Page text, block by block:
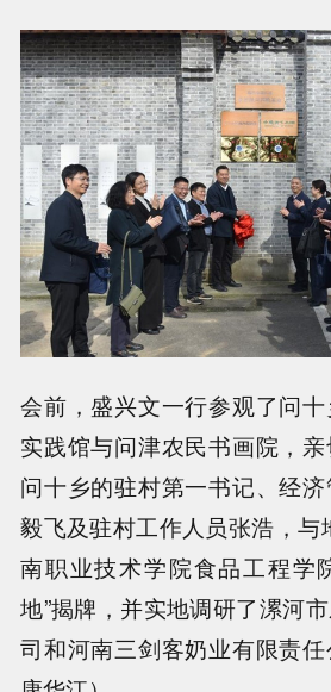
会前，盛兴文一行参观了问
实践馆与问津农民书画院，
问十乡的驻村第一书记、经
毅飞及驻村工作人员张浩，与
南职业技术学院食品工程学
地”揭牌，并实地调研了漯河
司和河南三剑客奶业有限责任